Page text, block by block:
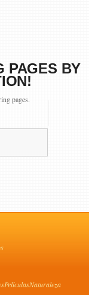
PAGES BY
pages.
PelículasNaturaleza